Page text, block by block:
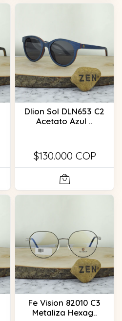
Dlion Sol DLN653 C2
Acetato Azul ..
$130.000 COP
Fe Vision 82010 C3
Metaliza Hexag..